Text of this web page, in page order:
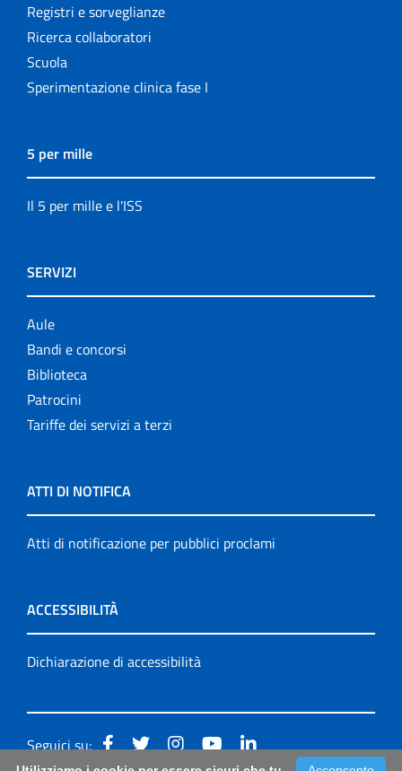
Registri e sorveglianze
Ricerca collaboratori
Scuola
Sperimentazione clinica fase I
5 per mille
Il 5 per mille e l'ISS
SERVIZI
Aule
Bandi e concorsi
Biblioteca
Patrocini
Tariffe dei servizi a terzi
ATTI DI NOTIFICA
Atti di notificazione per pubblici proclami
ACCESSIBILITÀ
Dichiarazione di accessibilità
Seguici su: